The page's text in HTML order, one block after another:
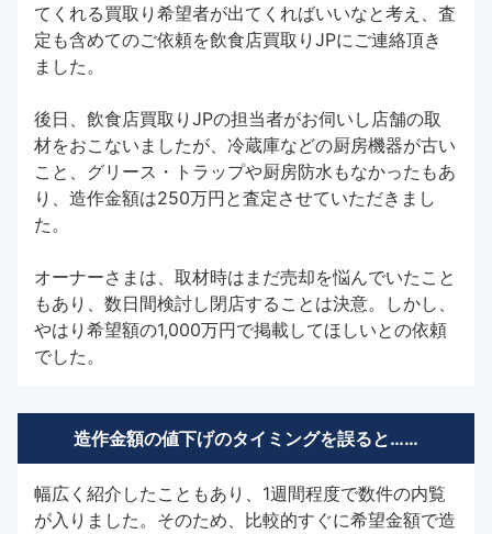
てくれる買取り希望者が出てくればいいなと考え、査
定も含めてのご依頼を飲食店買取りJPにご連絡頂き
ました。
後日、飲食店買取りJPの担当者がお伺いし店舗の取
材をおこないましたが、冷蔵庫などの厨房機器が古い
こと、グリース・トラップや厨房防水もなかったもあ
り、造作金額は250万円と査定させていただきまし
た。
オーナーさまは、取材時はまだ売却を悩んでいたこと
もあり、数日間検討し閉店することは決意。しかし、
やはり希望額の1,000万円で掲載してほしいとの依頼
でした。
造作金額の値下げのタイミングを誤ると……
幅広く紹介したこともあり、1週間程度で数件の内覧
が入りました。そのため、比較的すぐに希望金額で造